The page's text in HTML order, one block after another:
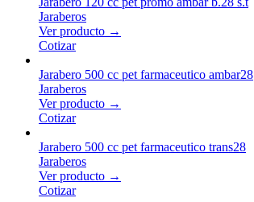
Jaraberos
Ver producto →
Cotizar
Jarabero 500 cc pet farmaceutico ambar28
Jaraberos
Ver producto →
Cotizar
Jarabero 500 cc pet farmaceutico trans28
Jaraberos
Ver producto →
Cotizar